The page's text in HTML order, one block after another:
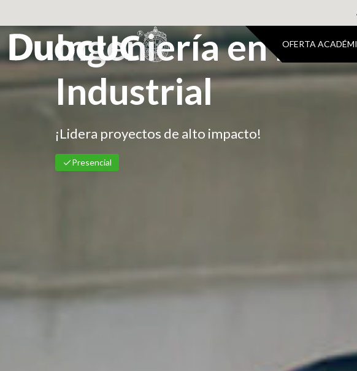
OFERTA
Ingeniería en
Industrial
Presencial